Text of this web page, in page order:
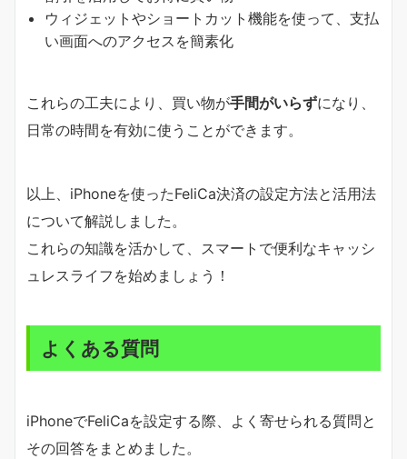
ウィジェットやショートカット機能を使って、支払
い画面へのアクセスを簡素化
これらの工夫により、買い物が手間がいらずになり、
日常の時間を有効に使うことができます。
以上、iPhoneを使ったFeliCa決済の設定方法と活用法
について解説しました。
これらの知識を活かして、スマートで便利なキャッシ
ュレスライフを始めましょう！
よくある質問
iPhoneでFeliCaを設定する際、よく寄せられる質問と
その回答をまとめました。